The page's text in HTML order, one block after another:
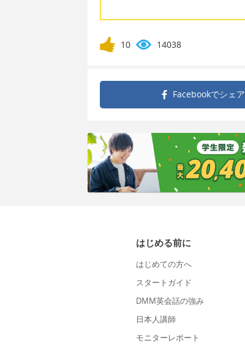
10 14038
Facebookでシェア
はじめる前に
はじめての方へ
スタートガイド
DMM英会話の強み
日本人講師
モニターレポート